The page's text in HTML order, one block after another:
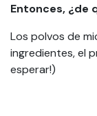
Entonces, ¿de
Los polvos de
ingredientes, el
esperar!)